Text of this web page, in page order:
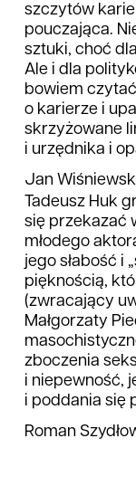
szczytów
pouczająca.
sztuki, choć
Ale i dla
bowiem
o karierze i
skrzyżowane
i urzędnika i
Jan
Tadeusz Huk
się przekazać
młodego
jego słabość i
pięknością,
(zwracający
Małgorzaty
zboczenia
i niepewność,
i poddania się
Roman